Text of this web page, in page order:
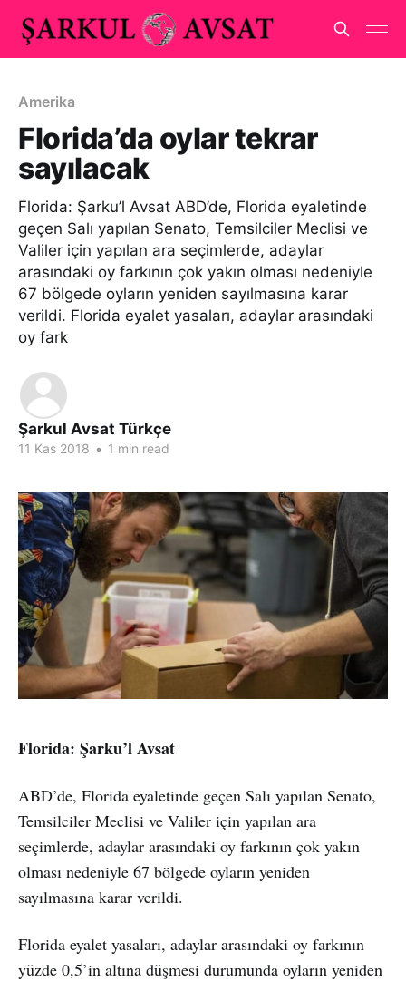
Amerika
Florida’da oylar tekrar
sayılacak
Florida: Şarku’l Avsat ABD’de, Florida eyaletinde
geçen Salı yapılan Senato, Temsilciler Meclisi ve
Valiler için yapılan ara seçimlerde, adaylar
arasındaki oy farkının çok yakın olması nedeniyle
67 bölgede oyların yeniden sayılmasına karar
verildi. Florida eyalet yasaları, adaylar arasındaki
oy fark
Şarkul Avsat Türkçe
11 Kas 2018 • 1 min read
Florida: Şarku’l Avsat
ABD’de, Florida eyaletinde geçen Salı yapılan Senato,
Temsilciler Meclisi ve Valiler için yapılan ara
seçimlerde, adaylar arasındaki oy farkının çok yakın
olması nedeniyle 67 bölgede oyların yeniden
sayılmasına karar verildi.
Florida eyalet yasaları, adaylar arasındaki oy farkının
yüzde 0,5’in altına düşmesi durumunda oyların yeniden